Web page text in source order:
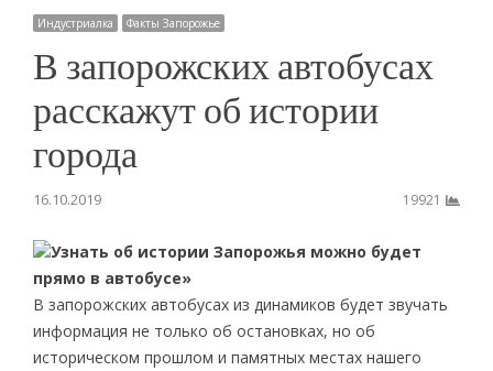
Индустриалка Факты Запорожье
В запорожских автобусах
расскажут об истории
города
16.10.2019 19921
Узнать об истории Запорожья можно будет
прямо в автобусе»
В запорожских автобусах из динамиков будет звучать
информация не только об остановках, но об
историческом прошлом и памятных местах нашего